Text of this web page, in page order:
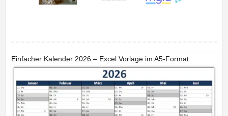
Einfacher Kalender 2026 – Excel Vorlage im A5-Format